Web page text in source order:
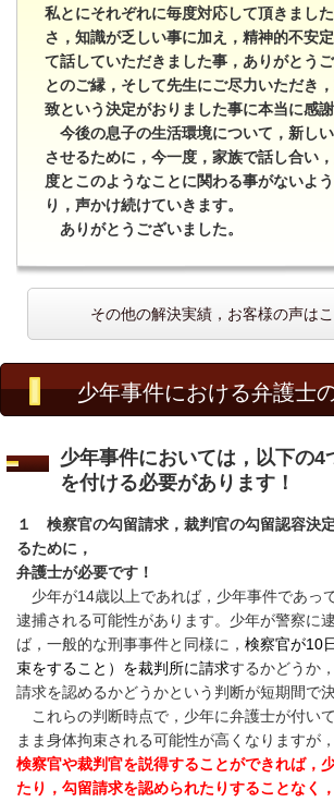
私とにそれぞれに毎度対応して頂きまし
さ，知識が乏しい事に加え，精神的不安
て話していただきました事，ありがとう
とのご縁，そして先生にご尽力いただき
致という決定がおりました事に本当に感謝
今後の息子の生活環境について，新し
させるために，今一度，家族で話し合い
度とこのようなことに関わる事がないよ
り，声かけ続けていきます。
ありがとうございました。
その他の解決実績，お客様の声は
少年事件における弁護士
少年事件においては，以下の4
を付ける必要があります！
１ 検察官の勾留請求，裁判官の勾留認容決
るために，
弁護士が必要です！
少年が14歳以上であれば，少年事件であっ
逮捕される可能性があります。少年が警察に
ば，一般的な刑事事件と同様に， 検察官が10
束をすること）を裁判所に請求するかどうか
請求を認めるかどうかという判断が短期間で
これらの判断時点で，少年に弁護士が付い
まま身体拘束される可能性が高くなりますが，
検察官や裁判官を説得することができれば，
たり，勾留請求を認められたりすることなく